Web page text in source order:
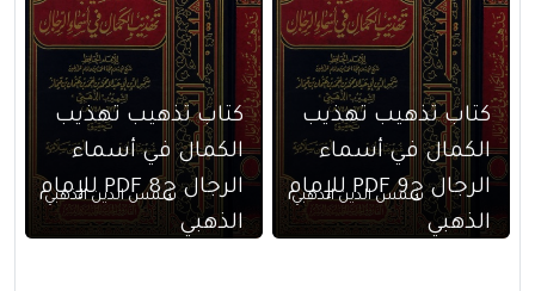
كتاب تذهيب تهذيب
الكمال في أسماء
الرجال ج9 PDF للإمام
الذهبي
شمس الدين الذهبي
كتاب تذهيب تهذيب
الكمال في أسماء
الرجال ج8 PDF للإمام
الذهبي
شمس الدين الذهبي